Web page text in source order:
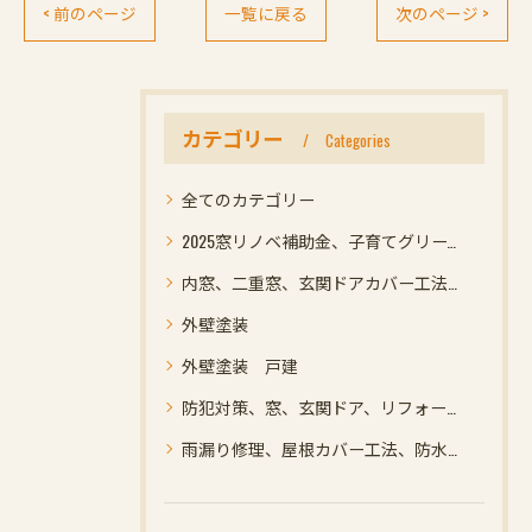
< 前のページ 一覧に戻る 次のページ >
カテゴリー Categories
全てのカテゴリー
2025窓リノベ補助金、子育てグリーン住宅支援事業補助金、光ホーム名古屋市緑区
内窓、二重窓、玄関ドアカバー工法リフォームで断熱効果、防犯性能アップなどメリット高く補助金を受けれてお得
外壁塗装
外壁塗装 戸建
防犯対策、窓、玄関ドア、リフォーム、名古屋市緑区
雨漏り修理、屋根カバー工法、防水、コーキング、リフォーム